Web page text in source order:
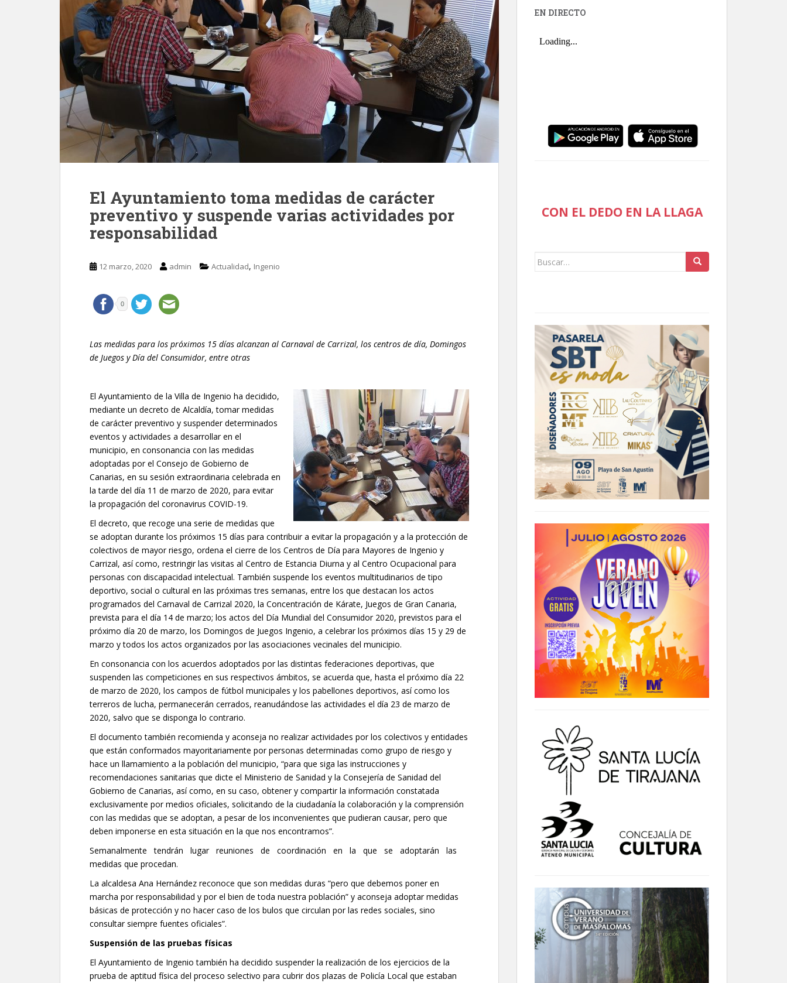
El Ayuntamiento toma medidas de carácter
preventivo y suspende varias actividades por
responsabilidad
12 marzo, 2020 admin Actualidad, Ingenio
0
Las medidas para los próximos 15 días alcanzan al Carnaval de Carrizal, los centros de día, Domingos
de Juegos y Día del Consumidor, entre otras
El Ayuntamiento de la Villa de Ingenio ha decidido,
mediante un decreto de Alcaldía, tomar medidas
de carácter preventivo y suspender determinados
eventos y actividades a desarrollar en el
municipio, en consonancia con las medidas
adoptadas por el Consejo de Gobierno de
Canarias, en su sesión extraordinaria celebrada en
la tarde del día 11 de marzo de 2020, para evitar
la propagación del coronavirus COVID-19.
El decreto, que recoge una serie de medidas que
se adoptan durante los próximos 15 días para contribuir a evitar la propagación y a la protección de
colectivos de mayor riesgo, ordena el cierre de los Centros de Día para Mayores de Ingenio y
Carrizal, así como, restringir las visitas al Centro de Estancia Diurna y al Centro Ocupacional para
personas con discapacidad intelectual. También suspende los eventos multitudinarios de tipo
deportivo, social o cultural en las próximas tres semanas, entre los que destacan los actos
programados del Carnaval de Carrizal 2020, la Concentración de Kárate, Juegos de Gran Canaria,
prevista para el día 14 de marzo; los actos del Día Mundial del Consumidor 2020, previstos para el
próximo día 20 de marzo, los Domingos de Juegos Ingenio, a celebrar los próximos días 15 y 29 de
marzo y todos los actos organizados por las asociaciones vecinales del municipio.
En consonancia con los acuerdos adoptados por las distintas federaciones deportivas, que
suspenden las competiciones en sus respectivos ámbitos, se acuerda que, hasta el próximo día 22
de marzo de 2020, los campos de fútbol municipales y los pabellones deportivos, así como los
terreros de lucha, permanecerán cerrados, reanudándose las actividades el día 23 de marzo de
2020, salvo que se disponga lo contrario.
El documento también recomienda y aconseja no realizar actividades por los colectivos y entidades
que están conformados mayoritariamente por personas determinadas como grupo de riesgo y
hace un llamamiento a la población del municipio, “para que siga las instrucciones y
recomendaciones sanitarias que dicte el Ministerio de Sanidad y la Consejería de Sanidad del
Gobierno de Canarias, así como, en su caso, obtener y compartir la información constatada
exclusivamente por medios oficiales, solicitando de la ciudadanía la colaboración y la comprensión
con las medidas que se adoptan, a pesar de los inconvenientes que pudieran causar, pero que
deben imponerse en esta situación en la que nos encontramos”.
Semanalmente tendrán lugar reuniones de coordinación en la que se adoptarán las
medidas que procedan.
La alcaldesa Ana Hernández reconoce que son medidas duras “pero que debemos poner en
marcha por responsabilidad y por el bien de toda nuestra población” y aconseja adoptar medidas
básicas de protección y no hacer caso de los bulos que circulan por las redes sociales, sino
consultar siempre fuentes oficiales”.
Suspensión de las pruebas físicas
El Ayuntamiento de Ingenio también ha decidido suspender la realización de los ejercicios de la
prueba de aptitud física del proceso selectivo para cubrir dos plazas de Policía Local que estaban
EN DIRECTO
CON EL DEDO EN LA LLAGA
Buscar: